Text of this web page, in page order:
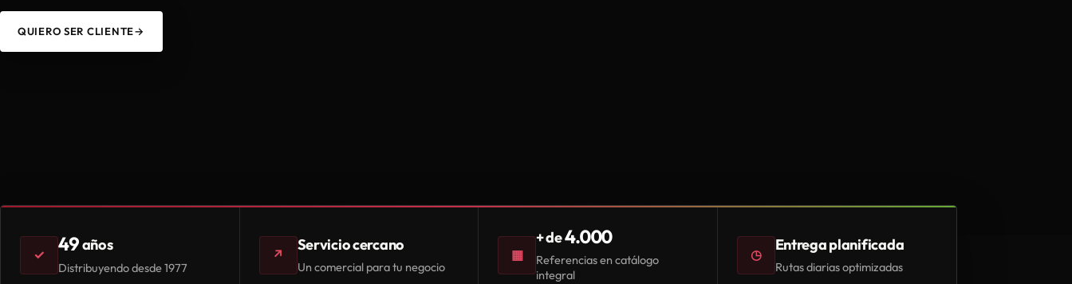
QUIERO SER CLIENTE→
✓ 49años
Distribuyendo desde 1977
↗
Servicio cercano
Un comercial para tu negocio
▦
+ de4.000
Referencias en catálogo
integral
◷
Entrega planificada
Rutas diarias optimizadas